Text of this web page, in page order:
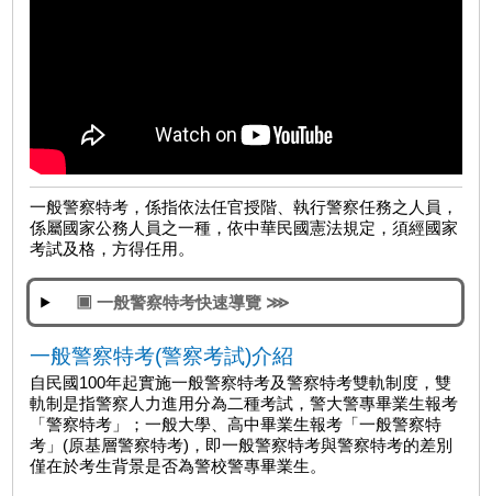
一般警察特考 ，係指依法任官授階、執行警察任務之人員，
係屬國家公務人員之一種，依中華民國憲法規定，須經國家
考試及格，方得任用。
▣ 一般警察特考快速導覽 ⋙
一般警察特考(警察考試)介紹
自民國100年起實施一般警察特考及警察特考雙軌制度，雙
軌制是指警察人力進用分為二種考試，警大警專畢業生報考
「警察特考」；一般大學、高中畢業生報考「一般警察特
考」(原基層警察特考)，即一般警察特考與警察特考的差別
僅在於考生背景是否為警校警專畢業生。